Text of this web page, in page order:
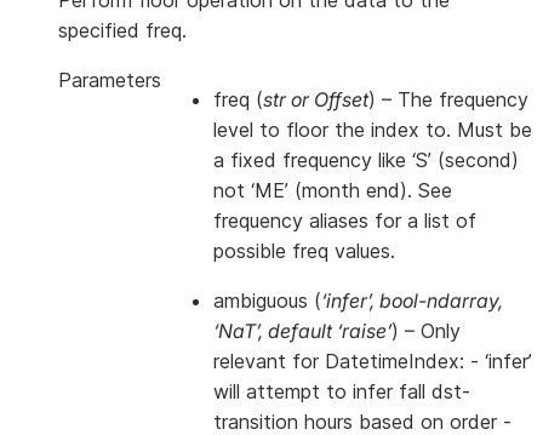
specified freq.
Parameters
freq (stror Offset) – The frequency
level to floor the index to. Must be
a fixed frequency like ‘S’ (second)
not ‘ME’ (month end). See
frequency aliases for a list of
possible freq values.
ambiguous (‘infer’, bool-ndarray,
‘NaT’, default ‘raise’) – Only
relevant for DatetimeIndex: - ‘infer’
will attempt to infer fall dst-
transition hours based on order -